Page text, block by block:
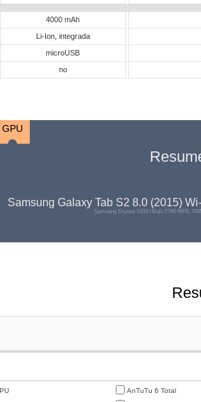
4000 mAh
Li-Ion, integrada
microUSB
no
GPU
Samsung Galaxy Tab S2 8.0 (2015)
Samsung Exynos 5433 | Mali-T760 MP6,
AnTuTu 6 Total